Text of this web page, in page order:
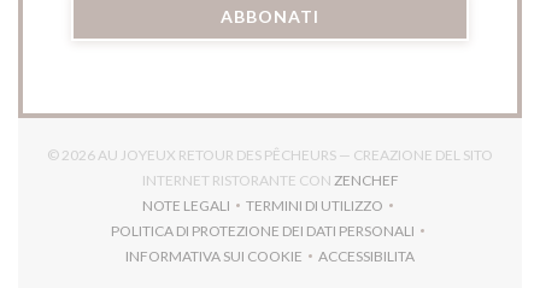
ABBONATI
© 2026 AU JOYEUX RETOUR DES PÊCHEURS — CREAZIONE DEL SITO
INTERNET RISTORANTE CON ZENCHEF((APRE UNA NUOVA
NOTE LEGALI
((APRE UNA NUOVA FINESTRA))
TERMINI DI UTILIZZO
((APRE UNA NUOVA FINESTRA))
POLITICA DI PROTEZIONE DEI DATI PERSONALI
((APRE UNA NUOVA FINESTRA))
INFORMATIVA SUI COOKIE
((APRE UNA NUOVA FINESTRA))
ACCESSIBILITA
((APRE UNA NUOVA